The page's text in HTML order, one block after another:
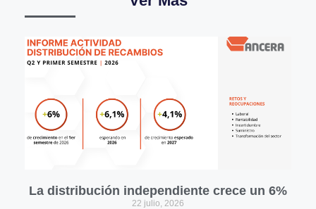
La distribución independiente crece un 6%
22 julio, 2026